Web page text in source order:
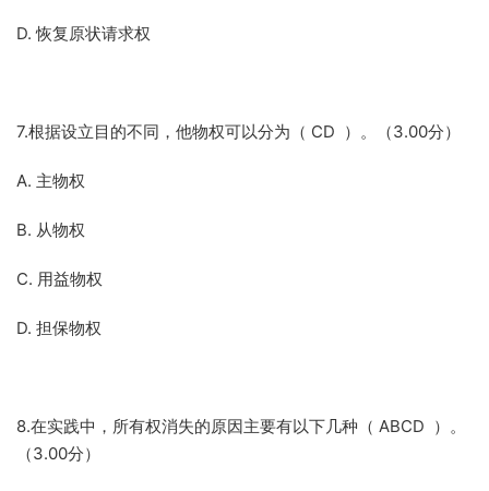
D. 恢复原状请求权
7.根据设立目的不同，他物权可以分为（ CD ）。（3.00分）
A. 主物权
B. 从物权
C. 用益物权
D. 担保物权
8.在实践中，所有权消失的原因主要有以下几种（ ABCD ）。
（3.00分）